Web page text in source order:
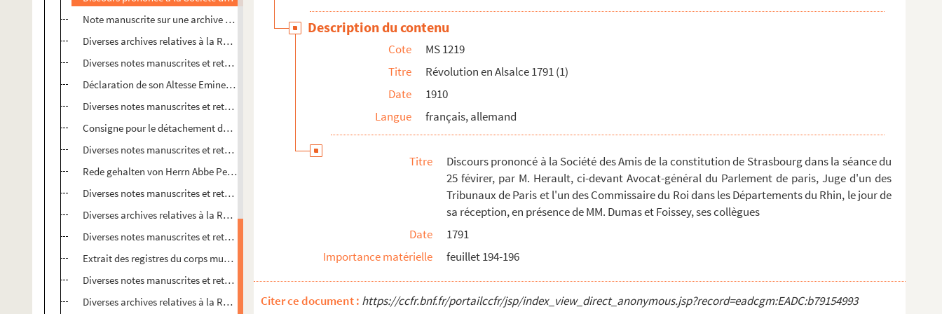
Note manuscrite sur une archive de la Révolution
Diverses archives relatives à la Révolution en Alsace
Diverses notes manuscrites et retranscription imprimée d'archives relatives à la Révolution
Déclaration de son Altesse Eminentissime Monsieur le Cardinal de Rohan, Prince-Evêque de Strasbourg
Diverses notes manuscrites et retranscription imprimée d'archives relatives à la Révolution
Consigne pour le détachement de la Garde Nationale au poste du pont du Rhin, en conséquence des réqu...
Diverses notes manuscrites et retranscription imprimée d'archives relatives à la Révolution
Rede gehalten von Herrn Abbe Petit, in der Cathedral-Kirche zu Straßburg in Gegenwart des Gesammten ...
Diverses notes manuscrites et retranscription imprimée d'archives relatives à la Révolution
Diverses archives relatives à la Révolution en Alsace
Diverses notes manuscrites et retranscription imprimée d'archives relatives à la Révolution
Extrait des registres du corps municipal de la ville de Strasbourg. Et la version en langue allemand...
Diverses notes manuscrites et retranscription imprimée d'archives relatives à la Révolution
Diverses archives relatives à la Révolution en Alsace
Description du contenu
Cote
MS 1219
Titre
Révolution en Alsalce 1791 (1)
Date
1910
Langue
français, allemand
Titre
Discours prononcé à la Société des Amis de la constitution de Strasbourg dans la séance du
25 févirer, par M. Herault, ci-devant Avocat-général du Parlement de paris, Juge d'un des
Tribunaux de Paris et l'un des Commissaire du Roi dans les Départements du Rhin, le jour de
sa réception, en présence de MM. Dumas et Foissey, ses collègues
Date
1791
Importance matérielle
feuillet 194-196
Citer ce document : https://ccfr.bnf.fr/portailccfr/jsp/index_view_direct_anonymous.jsp?record=eadcgm:EADC:b79154993